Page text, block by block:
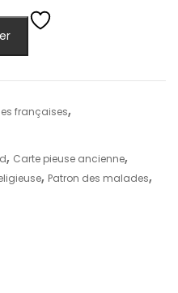
françaises,
, Carte pieuse ancienne,
, Patron des malades,